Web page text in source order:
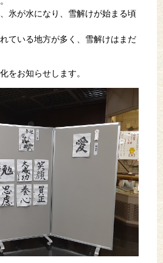
氷が水になり、雪解けが始まる頃
ている地方が多く、雪解けはまだ
をお知らせします。